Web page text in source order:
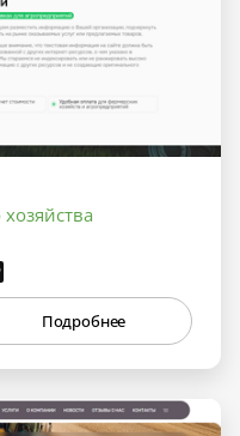
Подробнее